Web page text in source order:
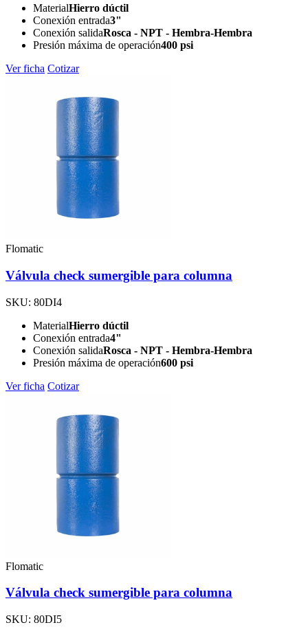
MaterialHierro dúctil
Conexión entrada3"
Conexión salidaRosca - NPT - Hembra-Hembra
Presión máxima de operación400 psi
Ver ficha Cotizar
Flomatic
Válvula check sumergible para columna
SKU: 80DI4
MaterialHierro dúctil
Conexión entrada4"
Conexión salidaRosca - NPT - Hembra-Hembra
Presión máxima de operación600 psi
Ver ficha Cotizar
Flomatic
Válvula check sumergible para columna
SKU: 80DI5